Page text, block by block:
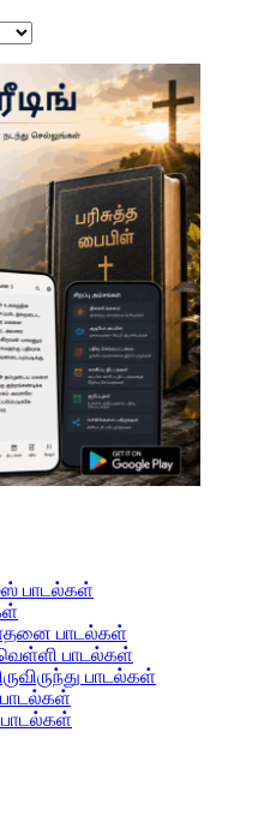
பாடல்கள்
பாடல்கள்
வெள்ளி பாடல்கள்
பாடல்கள்
பாடல்கள்
பாடல்கள்